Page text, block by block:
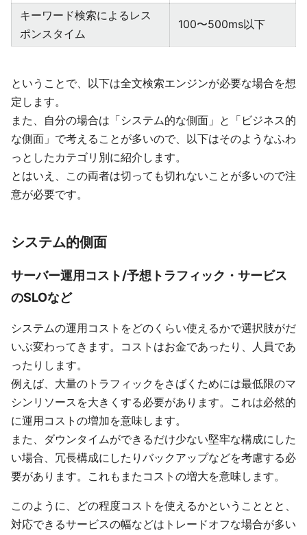
キーワード検索によるレス
ポンスタイム
100〜500ms以下
ということで、以下は全文検索エンジンが必要な場合を想
定します。
また、自分の場合は「システム的な側面」と「ビジネス的
な側面」で考えることが多いので、以下はそのようなふわ
っとしたカテゴリ別に紹介します。
とはいえ、この両者は切っても切れないことが多いので注
意が必要です。
システム的側面
サーバー運用コスト/予想トラフィック・サービス
のSLOなど
システムの運用コストをどのくらい使えるかで選択肢がだ
いぶ変わってきます。コストはお金であったり、人員であ
ったりします。
例えば、大量のトラフィックをさばくためには最低限のマ
シンリソースを大きくする必要があります。これは必然的
に運用コストの増加を意味します。
また、ダウンタイムができるだけ少ない堅牢な構成にした
い場合、冗長構成にしたりバックアップなどを考慮する必
要があります。これもまたコストの増大を意味します。
このように、どの程度コストを使えるかということとと、
対応できるサービスの幅などはトレードオフな場合が多い